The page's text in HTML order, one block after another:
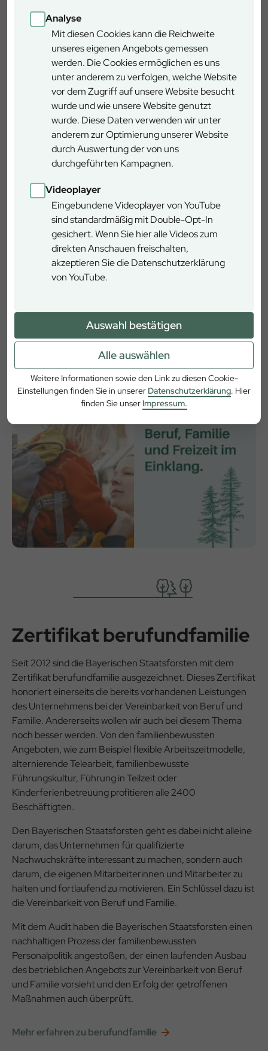
Analyse
Mit diesen Cookies kann die Reichweite
unseres eigenen Angebots gemessen
werden. Die Cookies ermöglichen es uns
unter anderem zu verfolgen, welche Website
vor dem Zugriff auf unsere Website besucht
wurde und wie unsere Website genutzt
wurde. Diese Daten verwenden wir unter
anderem zur Optimierung unserer Website
durch Auswertung der von uns
durchgeführten Kampagnen.
Videoplayer
Eingebundene Videoplayer von YouTube
sind standardmäßig mit Double-Opt-In
gesichert. Wenn Sie hier alle Videos zum
direkten Anschauen freischalten,
akzeptieren Sie die Datenschutzerklärung
von YouTube.
Auswahl bestätigen
Alle auswählen
Weitere Informationen sowie den Link zu diesen Cookie-
Einstellungen finden Sie in unserer Datenschutzerklärung. Hier
finden Sie unser Impressum.
Zuschuss zu vermögenswirksamen
Leistungen
Flexible Arbeitszeiten und Sabbatical
Homeoffice
Mitarbeiter/innen-Events
Coaching
Zertifikat berufundfamilie
Seit 2012 sind die Bayerischen Staatsforsten mit dem
Zertifikat berufundfamilie ausgezeichnet. Dieses Zertifikat
honoriert einerseits die bereits vorhandenen Leistungen
des Unternehmens bei der Vereinbarkeit von Beruf und
Familie. Andererseits wollen wir auch bei diesem Thema
noch besser werden. Von den familienbewussten
Angeboten, wie zum Beispiel flexible Arbeitszeitmodelle,
alternierende Telearbeit, familienbewusste
Führungskultur, Führung in Teilzeit oder
Kinderferienbetreuung profitieren alle 2400
Beschäftigten.
Den Bayerischen Staatsforsten geht es dabei nicht alleine
darum, das Unternehmen für qualifizierte
Nachwuchskräfte interessant zu machen, sondern auch
darum, die eigenen Mitarbeiterinnen und Mitarbeiter zu
halten und fortlaufend zu motivieren. Ein Schlüssel dazu ist
die Vereinbarkeit von Beruf und Familie.
Mit dem Audit haben die Bayerischen Staatsforsten einen
nachhaltigen Prozess der familienbewussten
Personalpolitik angestoßen, der einen laufenden Ausbau
des betrieblichen Angebots zur Vereinbarkeit von Beruf
und Familie vorsieht und den Erfolg der getroffenen
Maßnahmen auch überprüft.
Mehr erfahren zu berufundfamilie